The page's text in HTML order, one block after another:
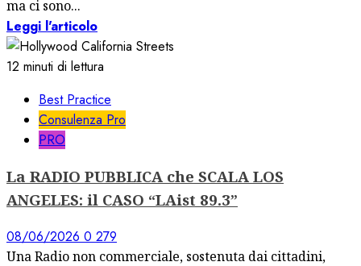
ma ci sono...
Leggi l'articolo
12 minuti di lettura
Best Practice
Consulenza Pro
PRO
La RADIO PUBBLICA che SCALA LOS
ANGELES: il CASO “LAist 89.3”
08/06/2026 0 279
Una Radio non commerciale, sostenuta dai cittadini,